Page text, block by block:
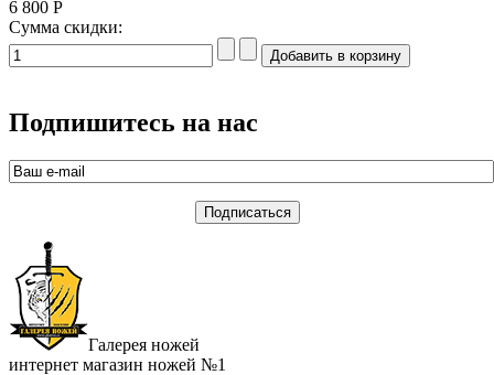
6 800 Р
Сумма скидки:
Подпишитесь на нас
Галерея ножей
интернет магазин ножей №1